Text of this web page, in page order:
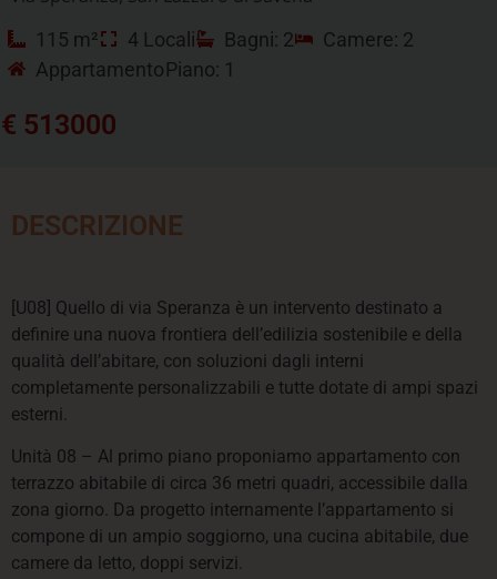
115 m² 4 Locali Bagni: 2
Camere: 2
AppartamentoPiano: 1
€ 513000
DESCRIZIONE
[U08] Quello di via Speranza è un intervento destinato a
definire una nuova frontiera dell’edilizia sostenibile e della
qualità dell’abitare, con soluzioni dagli interni
completamente personalizzabili e tutte dotate di ampi spazi
esterni.
Unità 08 – Al primo piano proponiamo appartamento con
terrazzo abitabile di circa 36 metri quadri, accessibile dalla
zona giorno. Da progetto internamente l’appartamento si
compone di un ampio soggiorno, una cucina abitabile, due
camere da letto, doppi servizi.